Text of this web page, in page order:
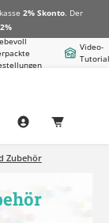
2% Skonto. Der
Video-
Zubehör